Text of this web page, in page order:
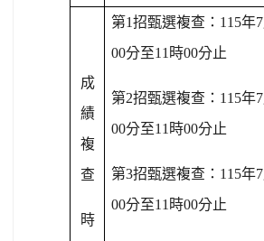
成
績
複
查
時
第1招甄選複查： 115年7
00分至11 時00分止
第2招甄選複查： 115年7
00分至11 時00分止
第3招甄選複查： 115年7
00分至11 時00分止